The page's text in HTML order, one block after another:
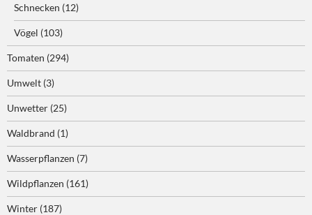
Schnecken (12)
Vögel (103)
Tomaten (294)
Umwelt (3)
Unwetter (25)
Waldbrand (1)
Wasserpflanzen (7)
Wildpflanzen (161)
Winter (187)